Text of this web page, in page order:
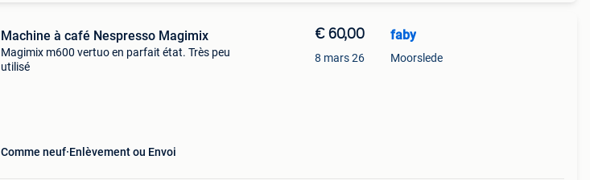
Machine à café Nespresso Magimix
Magimix m600 vertuo en parfait état. Très peu
utilisé
Comme neuf Enlèvement ou Envoi
€ 60,00
8 mars 26
faby
Moorslede